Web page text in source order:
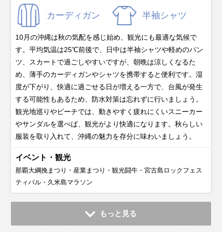
カーディガン 半袖シャツ
10月の沖縄は秋の気配を感じ始め、観光にも最適な気候で
す。平均気温は25℃前後で、日中は半袖シャツや軽めのパン
ツ、スカートで過ごしやすいですが、朝晩は涼しくなるた
め、薄手のカーディガンやシャツを携帯すると便利です。湿
度が下がり、快適に過ごせる日が増える一方で、台風が発生
する可能性もあるため、防水対策は忘れずに行いましょう。
観光地巡りやビーチでは、動きやすく疲れにくいスニーカー
やサンダルを選べば、観光がより快適になります。秋らしい
服装を取り入れて、沖縄の魅力を存分に味わいましょう。
イベント・観光
那覇大綱挽まつり・産業まつり・観光闘牛・宮古島ロックフェス
ティバル・久米島マラソン
11月
平均気温・降水量
12月
平均気温・降水量
1月
平均気温・降水量
2月
平均気温・降水量
3月
平均気温・降水量
4月
平均気温・降水量
5月
平均気温・降水量
6月
平均気温・降水量
7月
平均気温・降水量
もっと見る